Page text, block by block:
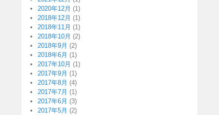
2020年12月 (1)
2018年12月 (1)
2018年11月 (1)
2018年10月 (2)
2018年9月 (2)
2018年6月 (1)
2017年10月 (1)
2017年9月 (1)
2017年8月 (4)
2017年7月 (1)
2017年6月 (3)
2017年5月 (2)